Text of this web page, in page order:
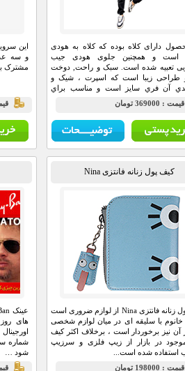
دارای کلاه بوده که کلاه به هودی
است و همچنین جلوی هودی جیب
تعبیه شده است. سبک و راحت, دوخت
طراحی زیبا است که اسپرت ، شیک و
آن فري سايز است و مناسب براي
,خانه و مهمانی و … می باشد. وزن و
آن بسیار سبک و خوب بوده که باعث راحتی
می باشد.
قيمت : 369000 تومان
این
و سه
مشترک
قيمت :
کیف پول زنانه فانتزی Nina
کیف پول زنانه فانتزی Nina از لوازم ضروری است
با سلیقه ای در میان لوازم شخصی
آن نیز برخوردار است ، برخلاف اکثر کیف
در بازار از زیپ فلزی و سرزیپ
استفاده شده است...
قيمت : 198000 تومان
های
شماره
شود …
قيمت :